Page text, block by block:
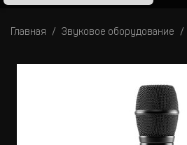
Главная Звуковое оборудование